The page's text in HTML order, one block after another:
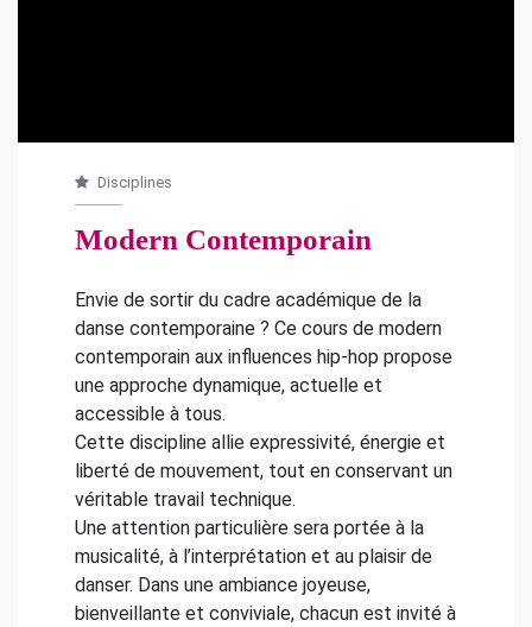
Disciplines
Modern Contemporain
Envie de sortir du cadre académique de la
danse contemporaine ? Ce cours de modern
contemporain aux influences hip-hop propose
une approche dynamique, actuelle et
accessible à tous.
Cette discipline allie expressivité, énergie et
liberté de mouvement, tout en conservant un
véritable travail technique.
Une attention particulière sera portée à la
musicalité, à l’interprétation et au plaisir de
danser. Dans une ambiance joyeuse,
bienveillante et conviviale, chacun est invité à